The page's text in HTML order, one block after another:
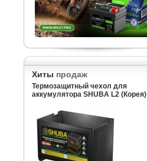
Хиты продаж
Термозащитный чехол для
аккумулятора SHUBA L2 (Корея)